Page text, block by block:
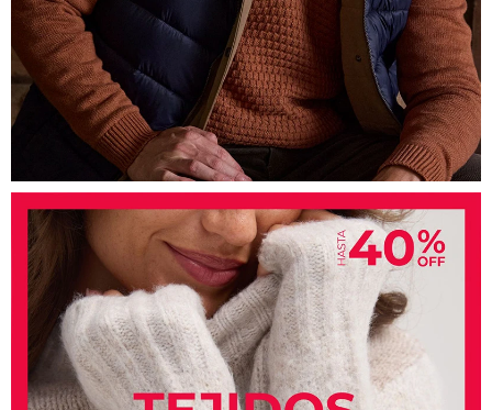
Bolsos y valijas Accesorios
TALLES GRANDES Uniformes empresariales
Quiero ser parte Canjear mis puntos